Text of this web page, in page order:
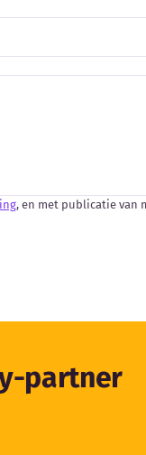
, en met publicatie van
partner